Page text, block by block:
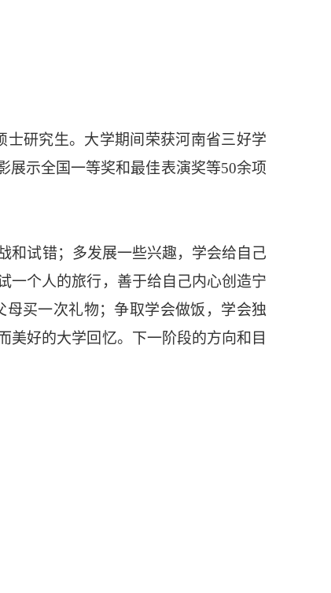
研究生。大学期间荣获河南省三好学
展示全国一等奖和最佳表演奖等50余项
和试错；多发展一些兴趣，学会给自己
一个人的旅行，善于给自己内心创造宁
买一次礼物；争取学会做饭，学会独
美好的大学回忆。下一阶段的方向和目